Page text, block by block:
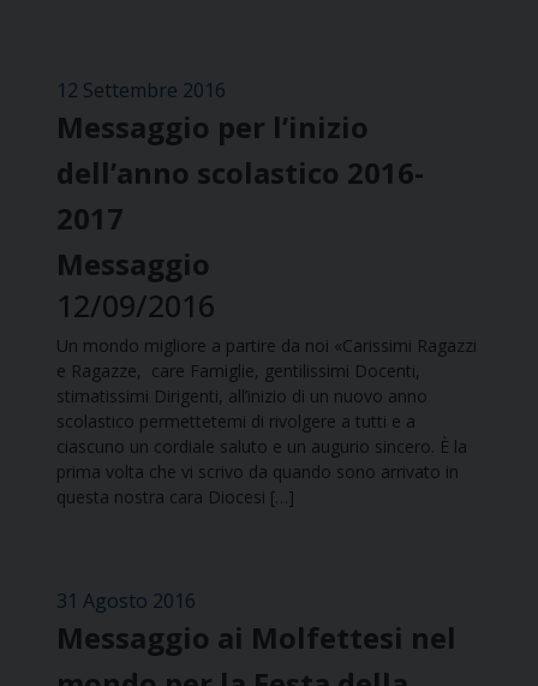
12 Settembre 2016
Messaggio per l’inizio
dell’anno scolastico 2016-
2017
Messaggio
12/09/2016
Un mondo migliore a partire da noi «Carissimi Ragazzi
e Ragazze, care Famiglie, gentilissimi Docenti,
stimatissimi Dirigenti, all’inizio di un nuovo anno
scolastico permettetemi di rivolgere a tutti e a
ciascuno un cordiale saluto e un augurio sincero. È la
prima volta che vi scrivo da quando sono arrivato in
questa nostra cara Diocesi […]
31 Agosto 2016
Messaggio ai Molfettesi nel